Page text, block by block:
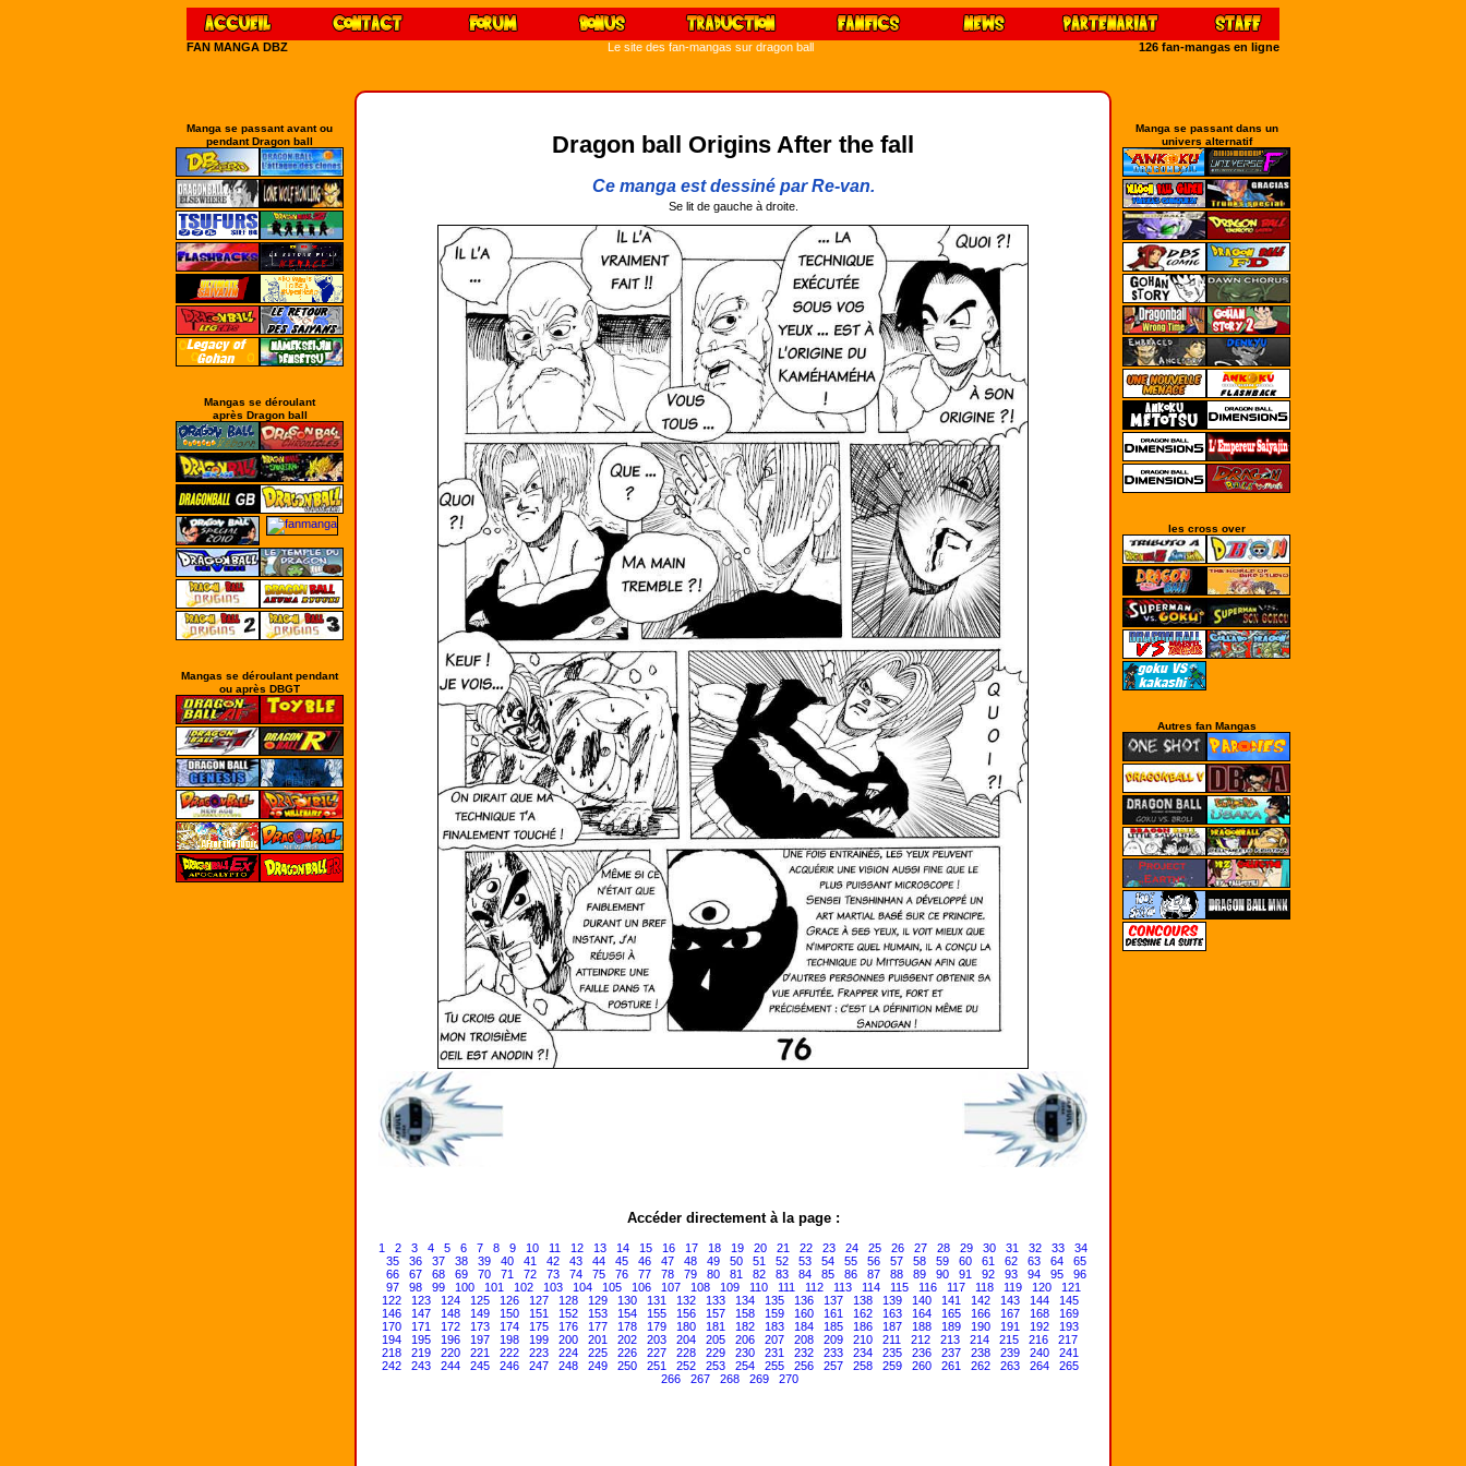
FAN MANGA DBZ Le site des fan-mangas sur dragon ball 126 fan-mangas en ligne
Manga se passant dans un
univers alternatif
les cross over
Autres fan Mangas
Manga se passant avant ou
pendant Dragon ball
Mangas se déroulant
après Dragon ball
Mangas se déroulant pendant
ou après DBGT
Dragon ball Origins After the fall
Ce manga est dessiné par Re-van.
Se lit de gauche à droite.
Accéder directement à la page :
1 2 3 4 5 6 7 8 9 10 11 12 13 14 15 16 17 18 19 20 21 22 23 24 25 26 27 28 29 30 31 32 33
34
35
36 37 38 39 40 41 42 43 44 45 46 47 48 49 50 51 52 53 54 55 56 57 58 59 60 61 62 63 64
65
66
67 68 69 70 71 72 73 74 75 76 77 78 79 80 81 82 83 84 85 86 87 88 89 90 91 92 93 94 95
96
97
98 99 100 101 102 103 104 105 106 107 108 109 110 111 112 113 114 115 116 117 118 119 120
121
122
123 124 125 126 127 128 129 130 131 132 133 134 135 136 137 138 139 140 141 142 143 144
145
146
147 148 149 150 151 152 153 154 155 156 157 158 159 160 161 162 163 164 165 166 167 168
169
170
171 172 173 174 175 176 177 178 179 180 181 182 183 184 185 186 187 188 189 190 191 192
193
194
195 196 197 198 199 200 201 202 203 204 205 206 207 208 209 210 211 212 213 214 215 216
217
218
219 220 221 222 223 224 225 226 227 228 229 230 231 232 233 234 235 236 237 238 239 240
241
242
243 244 245 246 247 248 249 250 251 252 253 254 255 256 257 258 259 260 261 262 263 264
265
266
267 268 269 270